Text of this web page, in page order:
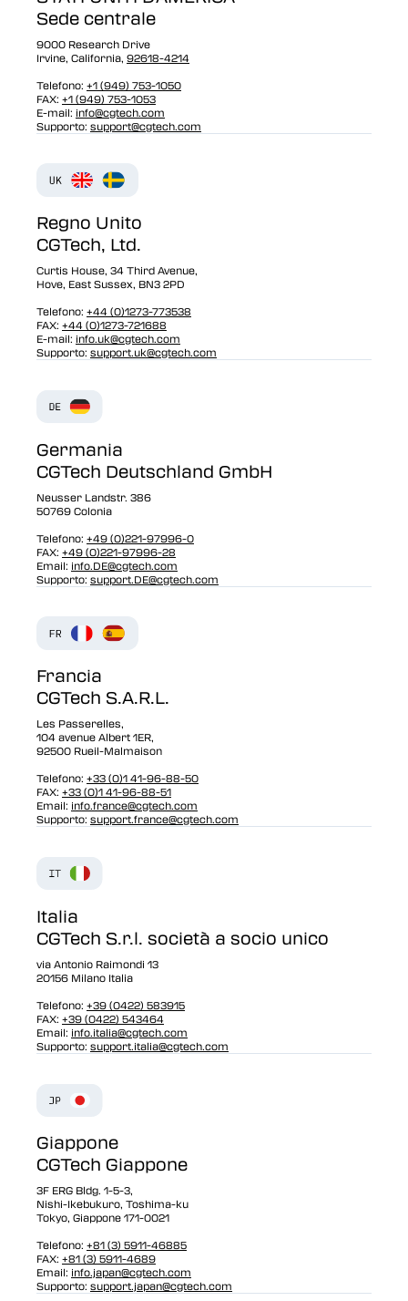
Sede centrale
9000 Research Drive
Irvine, California, 92618-4214
Telefono: +1 (949) 753-1050
FAX: +1 (949) 753-1053
E-mail: info@cgtech.com
Supporto: support@cgtech.com
Regno Unito
CGTech, Ltd.
Curtis House, 34 Third Avenue,
Hove, East Sussex, BN3 2PD
Telefono: +44 (0)1273-773538
FAX: +44 (0)1273-721688
E-mail: info.uk@cgtech.com
Supporto: support.uk@cgtech.com
Germania
CGTech Deutschland GmbH
Neusser Landstr. 386
50769 Colonia
Telefono: +49 (0)221-97996-0
FAX: +49 (0)221-97996-28
Email: info.DE@cgtech.com
Supporto: support.DE@cgtech.com
Francia
CGTech S.A.R.L.
Les Passerelles,
104 avenue Albert 1ER,
92500 Rueil-Malmaison
Telefono: +33 (0)1 41-96-88-50
FAX: +33 (0)1 41-96-88-51
Email: info.france@cgtech.com
Supporto: support.france@cgtech.com
Italia
CGTech S.r.l. società a socio unico
via Antonio Raimondi 13
20156 Milano Italia
Telefono: +39 (0422) 583915
FAX: +39 (0422) 543464
Email: info.italia@cgtech.com
Supporto: support.italia@cgtech.com
Giappone
CGTech Giappone
3F ERG Bldg. 1-5-3,
Nishi-Ikebukuro, Toshima-ku
Tokyo, Giappone 171-0021
Telefono: +81 (3) 5911-46885
FAX: +81 (3) 5911-4689
Email: info.japan@cgtech.com
Supporto: support.japan@cgtech.com